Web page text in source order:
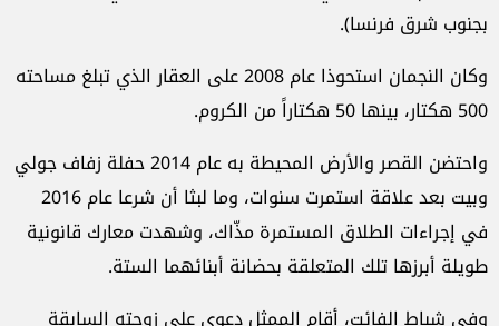
بجنوب شرق فرنسا).
وكان النجمان استحوذا عام 2008 على العقار الذي تبلغ مساحته
500 هكتار، بينها 50 هكتاراً من الكروم.
واحتضن القصر والأرض المحيطة به عام 2014 حفلة زفاف جولي
وبيت بعد علاقة استمرت سنوات، وما لبثا أن شرعا عام 2016
في إجراءات الطلاق المستمرة مذّاك، وشهدت معارك قانونية
طويلة أبرزها تلك المتعلقة بحضانة أبنائهما الستة.
وفي شباط الفائت، أقام الممثل دعوى على زوجته السابقة